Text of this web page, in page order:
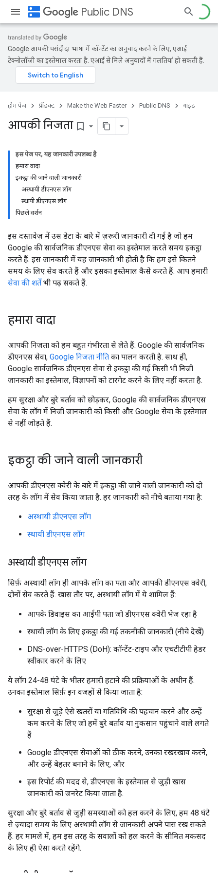
dns Public DNS
Google आपकी पसंदीदा भाषा में कॉन्टेंट का अनुवाद करने के लिए, एआई
टेक्नोलॉजी का इस्तेमाल करता है. एआई से मिले अनुवादों में गलतियां हो सकती हैं.
होम पेज प्रॉडक्ट Make the Web Faster Public DNS गाइड
आपकी निजता bookmark_border
इस पेज पर, यह जानकारी उपलब्ध है
हमारा वादा
इकट्ठा की जाने वाली जानकारी
अस्थायी डीएनएस लॉग
स्थायी डीएनएस लॉग
पिछले वर्शन
इस दस्तावेज़ में उस डेटा के बारे में ज़रूरी जानकारी दी गई है जो हम
Google की सार्वजनिक डीएनएस सेवा का इस्तेमाल करते समय इकट्ठा
करते हैं. इस जानकारी में यह जानकारी भी होती है कि हम इसे कितने
समय के लिए सेव करते हैं और इसका इस्तेमाल कैसे करते हैं. आप हमारी
सेवा की शर्तेंभी पढ़ सकते हैं.
हमारा वादा
आपकी निजता को हम बहुत गंभीरता से लेते हैं. Google की सार्वजनिक
डीएनएस सेवा, Google निजता नीति का पालन करती है. साथ ही,
Google सार्वजनिक डीएनएस सेवा से इकट्ठा की गई किसी भी निजी
जानकारी का इस्तेमाल, विज्ञापनों को टारगेट करने के लिए नहीं करता है.
हम सुरक्षा और बुरे बर्ताव को छोड़कर, Google की सार्वजनिक डीएनएस
सेवा के लॉग में निजी जानकारी को किसी और Google सेवा के इस्तेमाल
से नहीं जोड़ते हैं.
इकट्ठा की जाने वाली जानकारी
आपकी डीएनएस क्वेरी के बारे में इकट्ठा की जाने वाली जानकारी को दो
तरह के लॉग में सेव किया जाता है. हर जानकारी को नीचे बताया गया है:
अस्थायी डीएनएस लॉग
स्थायी डीएनएस लॉग
अस्थायी डीएनएस लॉग
सिर्फ़ अस्थायी लॉग ही आपके लॉग का पता और आपकी डीएनएस क्वेरी,
दोनों सेव करते हैं. खास तौर पर, अस्थायी लॉग में ये शामिल हैं:
आपके डिवाइस का आईपी पता जो डीएनएस क्वेरी भेज रहा है
स्थायी लॉग के लिए इकट्ठा की गई तकनीकी जानकारी (नीचे देखें)
DNS-over-HTTPS (DoH): कॉन्टेंट-टाइप और एचटीटीपी हेडर
स्वीकार करने के लिए
ये लॉग 24-48 घंटे के भीतर हमारी हटाने की प्रक्रियाओं के अधीन हैं.
उनका इस्तेमाल सिर्फ़ इन वजहों से किया जाता है:
सुरक्षा से जुड़े ऐसे खतरों या गतिविधि की पहचान करने और उन्हें
कम करने के लिए जो हमें बुरे बर्ताव या नुकसान पहुंचाने वाले लगते
हैं
Google डीएनएस सेवाओं को ठीक करने, उनका रखरखाव करने,
और उन्हें बेहतर बनाने के लिए, और
इस रिपोर्ट की मदद से, डीएनएस के इस्तेमाल से जुड़ी खास
जानकारी को जनरेट किया जाता है.
सुरक्षा और बुरे बर्ताव से जुड़ी समस्याओं को हल करने के लिए, हम 48 घंटे
से ज़्यादा समय के लिए अस्थायी लॉग से जानकारी अपने पास रख सकते
हैं. हर मामले में, हम इस तरह के सवालों को हल करने के सीमित मकसद
के लिए ही ऐसा करते रहेंगे.